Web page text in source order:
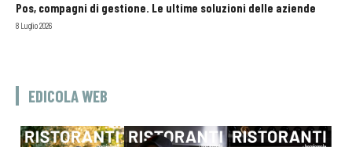
Pos, compagni di gestione. Le ultime soluzioni delle aziende
8 Luglio 2026
EDICOLA WEB